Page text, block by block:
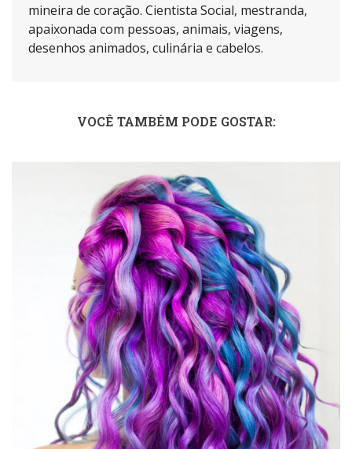
mineira de coração. Cientista Social, mestranda,
apaixonada com pessoas, animais, viagens,
desenhos animados, culinária e cabelos.
VOCÊ TAMBÉM PODE GOSTAR: